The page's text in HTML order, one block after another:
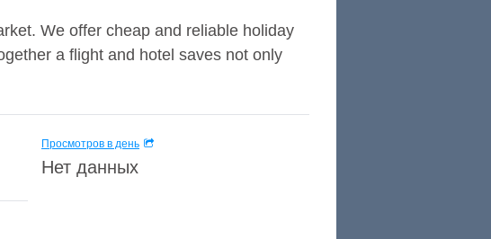
We offer cheap and reliable holiday
a flight and hotel saves not only
Просмотров в день
Нет данных